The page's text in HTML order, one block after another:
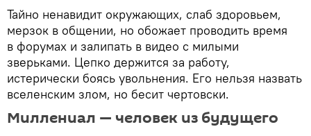
Тайно ненавидит окружающих, слаб здоровьем,
мерзок в общении, но обожает проводить время
в форумах и залипать в видео с милыми
зверьками. Цепко держится за работу,
истерически боясь увольнения. Его нельзя назвать
вселенским злом, но бесит чертовски.
Миллениал — человек из будущего